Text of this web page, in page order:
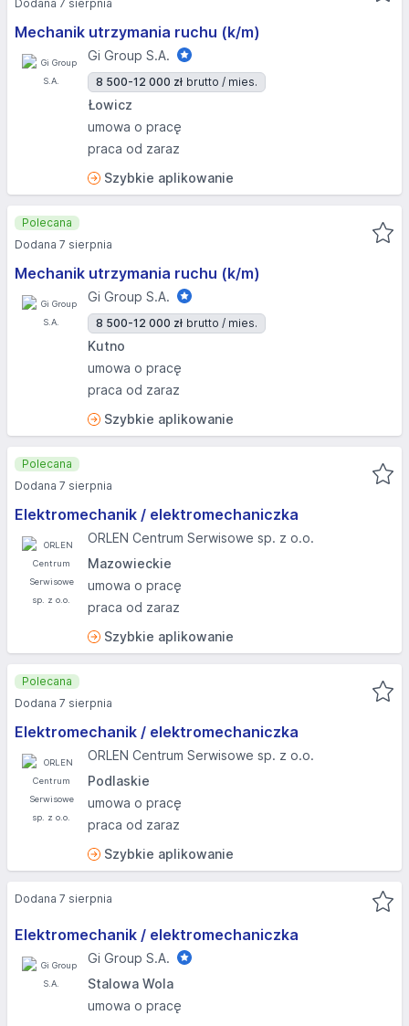
Mechanik utrzymania ruchu (k/m)
Gi Group S.A.
8 500-12 000 zł brutto / mies.
Łowicz
umowa o pracę
praca od zaraz
Szybkie aplikowanie
Dodana 7 sierpnia
Mechanik utrzymania ruchu (k/m)
Gi Group S.A.
8 500-12 000 zł brutto / mies.
Kutno
umowa o pracę
praca od zaraz
Szybkie aplikowanie
Polecana
Dodana 7 sierpnia
Elektromechanik / elektromechaniczka
ORLEN Centrum Serwisowe sp. z o.o.
Mazowieckie
umowa o pracę
praca od zaraz
Szybkie aplikowanie
Polecana
Dodana 7 sierpnia
Elektromechanik / elektromechaniczka
ORLEN Centrum Serwisowe sp. z o.o.
Podlaskie
umowa o pracę
praca od zaraz
Szybkie aplikowanie
Polecana
Dodana 7 sierpnia
Elektromechanik / elektromechaniczka
Gi Group S.A.
Stalowa Wola
umowa o pracę
Dodana 7 sierpnia